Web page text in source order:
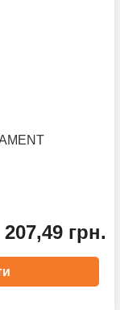
207,49 грн.